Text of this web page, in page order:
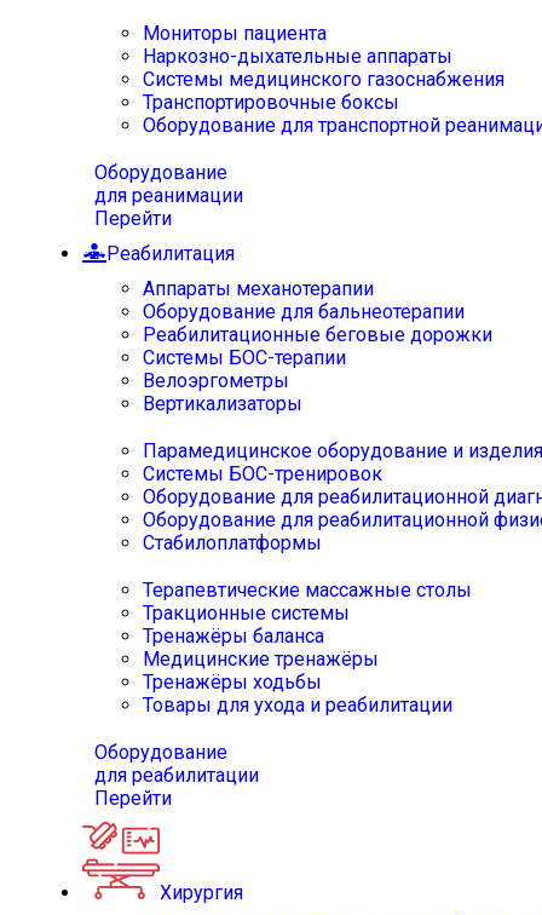
Мониторы пациента
Наркозно-дыхательные аппараты
Системы медицинского газоснабжения
Транспортировочные боксы
Оборудование для транспортной
Оборудование
для реанимации
Перейти
Реабилитация
Аппараты механотерапии
Оборудование для бальнеотерапии
Реабилитационные беговые дорожки
Системы БОС-терапии
Велоэргометры
Вертикализаторы
Парамедицинское оборудование и изделия
Системы БОС-тренировок
Оборудование для реабилитационной
Оборудование для реабилитационной
Стабилоплатформы
Терапевтические массажные столы
Тракционные системы
Тренажёры баланса
Медицинские тренажёры
Тренажёры ходьбы
Товары для ухода и реабилитации
Оборудование
для реабилитации
Перейти
Хирургия